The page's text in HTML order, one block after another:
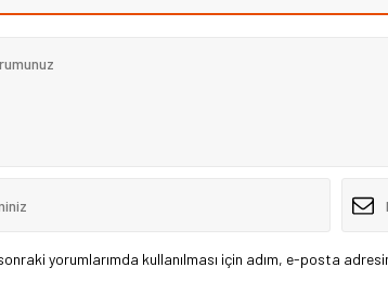
yorumlarımda kullanılması için adım, e-posta